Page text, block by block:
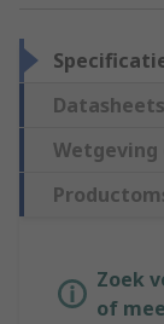
Datasheets
Wetgeving
Zoek
of